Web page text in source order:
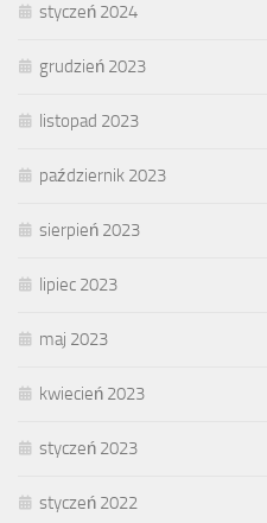
styczeń 2024
grudzień 2023
listopad 2023
październik 2023
sierpień 2023
lipiec 2023
maj 2023
kwiecień 2023
styczeń 2023
styczeń 2022